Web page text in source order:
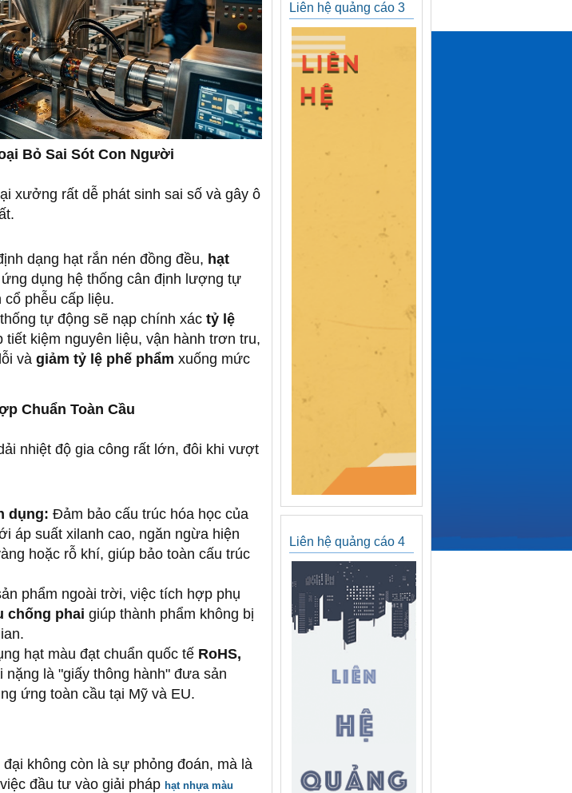
Bỏ Sai Sót Con Người
xưởng rất dễ phát sinh sai số và gây ô
dạng hạt rắn nén đồng đều, hạt
dụng hệ thống cân định lượng tự
phễu cấp liệu.
tự động sẽ nạp chính xác tỷ lệ
kiệm nguyên liệu, vận hành trơn tru,
và giảm tỷ lệ phế phẩm xuống mức
Chuẩn Toàn Cầu
nhiệt độ gia công rất lớn, đôi khi vượt
dụng: Đảm bảo cấu trúc hóa học của
áp suất xilanh cao, ngăn ngừa hiện
hoặc rỗ khí, giúp bảo toàn cấu trúc
phẩm ngoài trời, việc tích hợp phụ
chống phai giúp thành phẩm không bị
hạt màu đạt chuẩn quốc tế RoHS,
nặng là "giấy thông hành" đưa sản
ứng toàn cầu tại Mỹ và EU.
không còn là sự phỏng đoán, mà là
đầu tư vào giải pháp hạt nhựa màu
Liên hệ quảng cáo 3
Liên hệ quảng cáo 4